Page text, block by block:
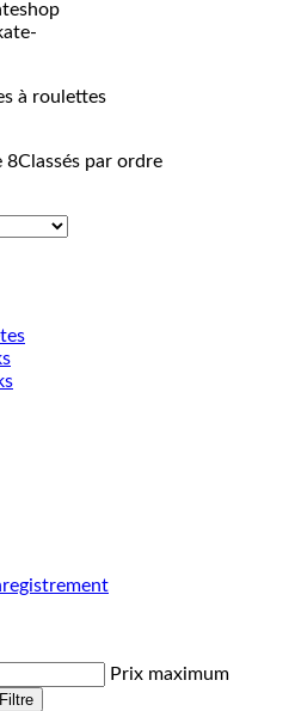
à roulettes
8Classés par ordre
Prix maximum
Filtre